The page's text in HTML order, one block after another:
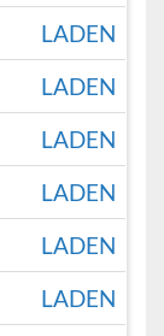
LADEN
LADEN
LADEN
LADEN
LADEN
LADEN